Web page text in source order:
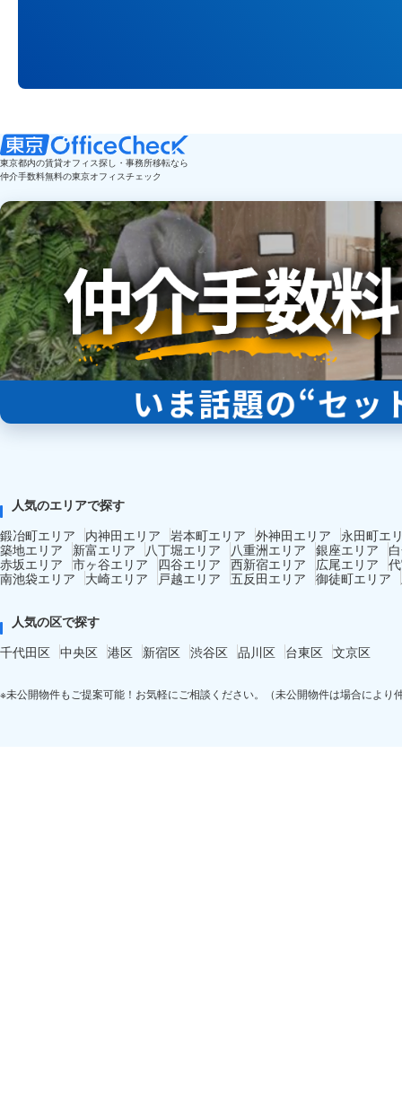
東京都内の賃貸オフィス探し・事務所移転なら
仲介手数料無料の東京オフィスチェック
人気のエリアで探す
鍛冶町エリア
内神田エリア 岩本町エリア 外神田エリア
永田町エ
築地エリア
新富エリア 八丁堀エリア 八重洲エリア 銀座エリア
赤坂エリア 市ヶ谷エリア 四谷エリア 西新宿エリア 広尾エリア
南池袋エリア
大崎エリア 戸越エリア 五反田エリア 御徒町エリア
人気の区で探す
千代田区 中央区 港区 新宿区 渋谷区 品川区 台東区 文京区
※未公開物件もご提案可能！お気軽にご相談ください。（未公開物件は場合により